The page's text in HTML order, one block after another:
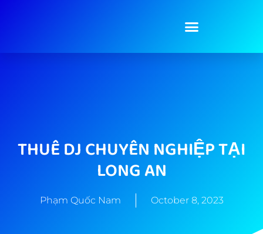
THUÊ DJ CHUYÊN NGHIỆP TẠI
LONG AN
Phạm Quốc Nam October 8, 2023